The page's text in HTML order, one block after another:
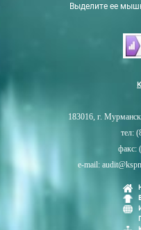
Выделите ее
183016, г.
тел:
факс:
e-mail: